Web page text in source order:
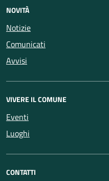
NOVITÀ
Notizie
Comunicati
Avvisi
VIVERE IL COMUNE
Eventi
Luoghi
CONTATTI